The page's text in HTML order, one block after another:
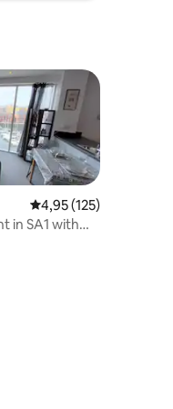
Wybór gości
Średnia ocena: 4,95
4,95 (125)
in SA1 with